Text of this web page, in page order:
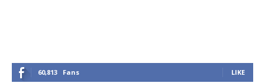
60,813 Fans LIKE